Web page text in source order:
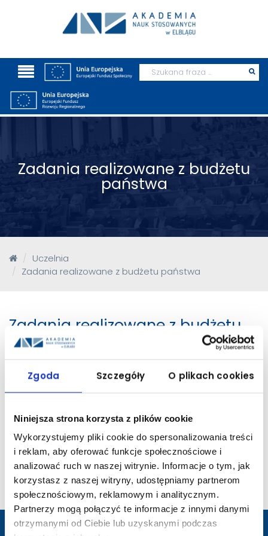
Zgoda Szczegóły O plikach cookies
Niniejsza strona korzysta z plików cookie
Wykorzystujemy pliki cookie do spersonalizowania treści
i reklam, aby oferować funkcje społecznościowe i
analizować ruch w naszej witrynie. Informacje o tym, jak
korzystasz z naszej witryny, udostępniamy partnerom
społecznościowym, reklamowym i analitycznym.
Partnerzy mogą połączyć te informacje z innymi danymi
otrzymanymi od Ciebie lub uzyskanymi podczas
Wyszukaj
Zadania realizowane z budżetu
państwa
Uczelnia
Zadania realizowane z budżetu państwa
Zadania realizowane z budżetu
państwa przez Akademię Nauk
Stosowanych w Elblągu
Przebudowa w zakresie ppoż. i
termomodernizacja Domu
Studenckiego